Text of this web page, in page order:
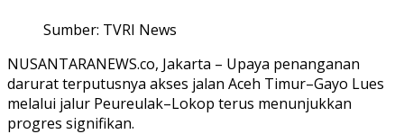
Sumber: TVRI News
NUSANTARANEWS.co, Jakarta – Upaya penanganan
darurat terputusnya akses jalan Aceh Timur–Gayo Lues
melalui jalur Peureulak–Lokop terus menunjukkan
progres signifikan.